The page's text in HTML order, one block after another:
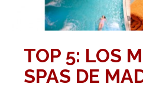
TOP 5: LOS
SPAS DE